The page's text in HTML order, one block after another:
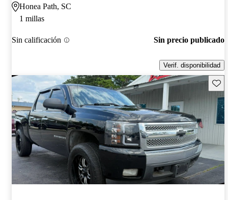
Honea Path, SC
1 millas
Sin calificación Sin precio publicado
Verif. disponibilidad